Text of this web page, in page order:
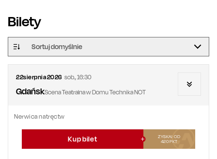
Bilety
Sortuj domyślnie
22sierpnia2026 sob.,16:30
GdańskScena Teatralna w Domu Technika NOT
Nerwica natręctw
Kup bilet
ZYSKAJ OD
420PKT